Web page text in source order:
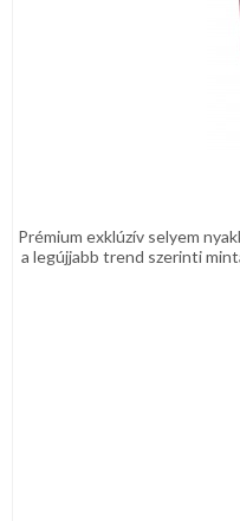
Prémium exklúzív selyem
a legújjabb trend szerinti